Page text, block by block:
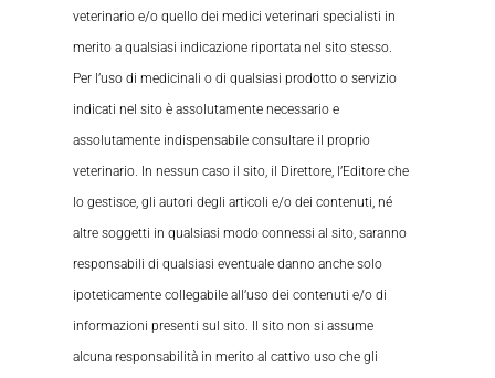
veterinario e/o quello dei medici veterinari specialisti in
merito a qualsiasi indicazione riportata nel sito stesso.
Per l’uso di medicinali o di qualsiasi prodotto o servizio
indicati nel sito è assolutamente necessario e
assolutamente indispensabile consultare il proprio
veterinario. In nessun caso il sito, il Direttore, l’Editore che
lo gestisce, gli autori degli articoli e/o dei contenuti, né
altre soggetti in qualsiasi modo connessi al sito, saranno
responsabili di qualsiasi eventuale danno anche solo
ipoteticamente collegabile all’uso dei contenuti e/o di
informazioni presenti sul sito. Il sito non si assume
alcuna responsabilità in merito al cattivo uso che gli